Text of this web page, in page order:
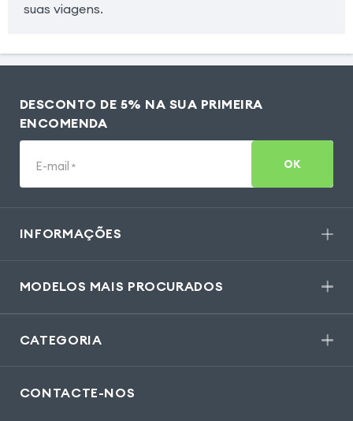
suas viagens.
DESCONTO DE 5% NA SUA PRIMEIRA
ENCOMENDA
E-mail * OK
INFORMAÇÕES
MODELOS MAIS PROCURADOS
CATEGORIA
CONTACTE-NOS